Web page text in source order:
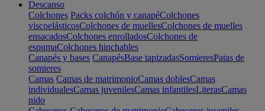
Descanso
Colchones Packs colchón y canapéColchones
viscoelásticosColchones de muellesColchones de muelles
ensacadosColchones enrolladosColchones de
espumaColchones hinchables
Canapés y bases CanapésBase tapizadasSomieresPatas de
somieres
Camas Camas de matrimonioCamas doblesCamas
individualesCamas juvenilesCamas infantilesLiterasCamas
nido